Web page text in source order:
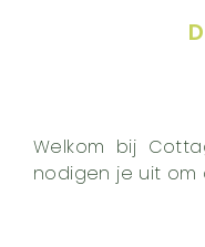
Welkom bij
nodigen je uit om